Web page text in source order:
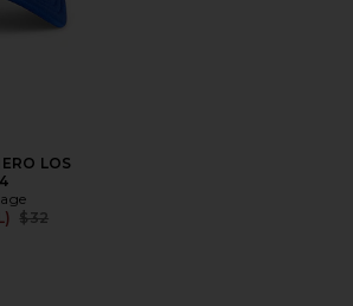
LOS
Previous price:
$32
CALCETINES